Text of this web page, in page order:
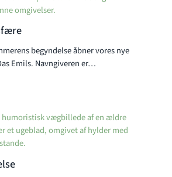
begyndelse åbner vores nye
Emils. Navngiveren er…